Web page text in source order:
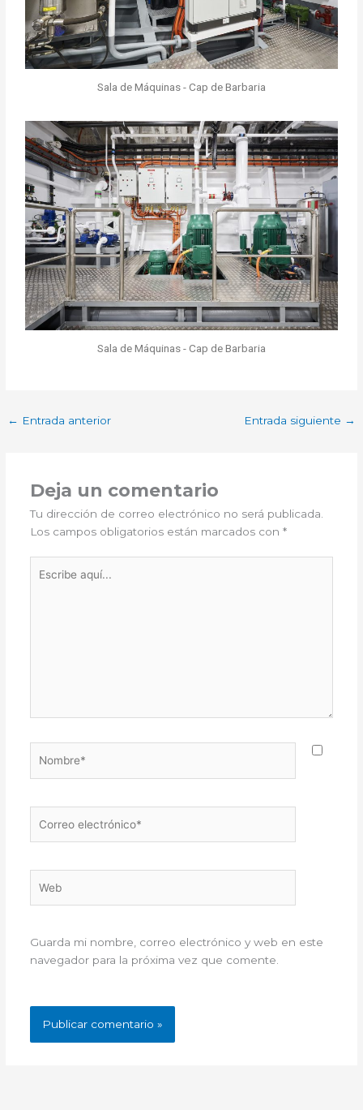
Sala de Máquinas - Cap de Barbaria
Sala de Máquinas - Cap de Barbaria
← Entrada anterior Entrada siguiente →
Deja un comentario
Tu dirección de correo electrónico no será publicada.
Los campos obligatorios están marcados con *
aquí...
electrónico*
Guarda mi nombre, correo electrónico y web en este
navegador para la próxima vez que comente.